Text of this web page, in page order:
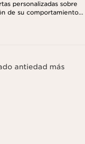
personalizadas sobre
de su comportamiento
mediante su
darse de baja que
más información
consulte nuestra
antiedad más